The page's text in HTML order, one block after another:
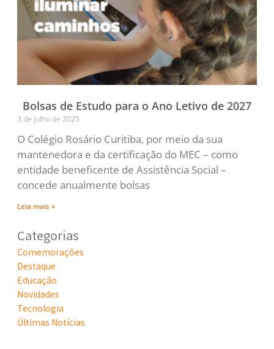
Bolsas de Estudo para o Ano Letivo de 2027
3 de julho de 2025
O Colégio Rosário Curitiba, por meio da sua
mantenedora e da certificação do MEC – como
entidade beneficente de Assistência Social –
concede anualmente bolsas
Leia mais »
Categorias
Comemorações
Destaque
Educação
Novidades
Tecnologia
Últimas Notícias